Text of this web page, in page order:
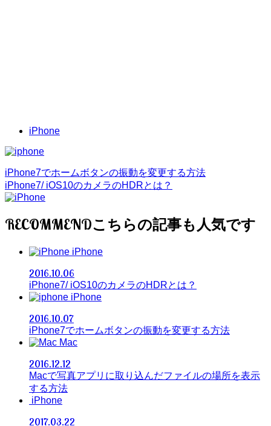
iPhone
iPhone7でホームボタンの振動を変更する方法
iPhone7/ iOS10のカメラのHDRとは？
RECOMMEND
iPhone
2016.10.06
iPhone7/ iOS10のカメラのHDRとは？
iPhone
2016.10.07
iPhone7でホームボタンの振動を変更する方法
Mac
2016.12.12
Macで写真アプリに取り込んだファイルの場所を表示
する方法
iPhone
2017.03.22